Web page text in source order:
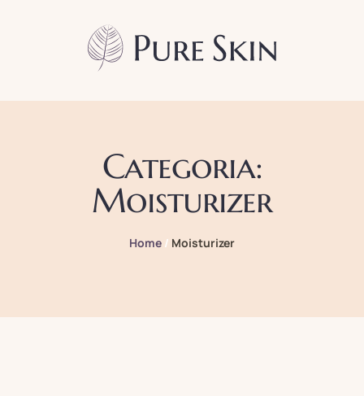
Categoria:
Moisturizer
Home / Moisturizer